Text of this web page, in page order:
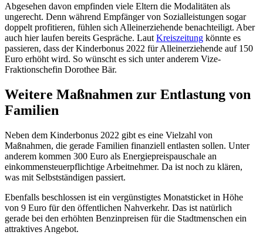
Abgesehen davon empfinden viele Eltern die Modalitäten als
ungerecht. Denn während Empfänger von Sozialleistungen sogar
doppelt profitieren, fühlen sich Alleinerziehende benachteiligt. Aber
auch hier laufen bereits Gespräche. Laut Kreiszeitung könnte es
passieren, dass der Kinderbonus 2022 für Alleinerziehende auf 150
Euro erhöht wird. So wünscht es sich unter anderem Vize-
Fraktionschefin Dorothee Bär.
Weitere Maßnahmen zur Entlastung von
Familien
Neben dem Kinderbonus 2022 gibt es eine Vielzahl von
Maßnahmen, die gerade Familien finanziell entlasten sollen. Unter
anderem kommen 300 Euro als Energiepreispauschale an
einkommensteuerpflichtige Arbeitnehmer. Da ist noch zu klären,
was mit Selbstständigen passiert.
Ebenfalls beschlossen ist ein vergünstigtes Monatsticket in Höhe
von 9 Euro für den öffentlichen Nahverkehr. Das ist natürlich
gerade bei den erhöhten Benzinpreisen für die Stadtmenschen ein
attraktives Angebot.